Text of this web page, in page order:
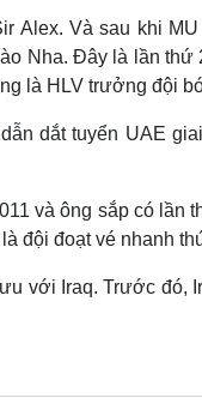
Alex. Và sau khi
Nha. Đây là lần thứ
là HLV trưởng đội
dắt tuyển UAE
và ông sắp có lần
đội đoạt vé nhanh
với Iraq. Trước đó,